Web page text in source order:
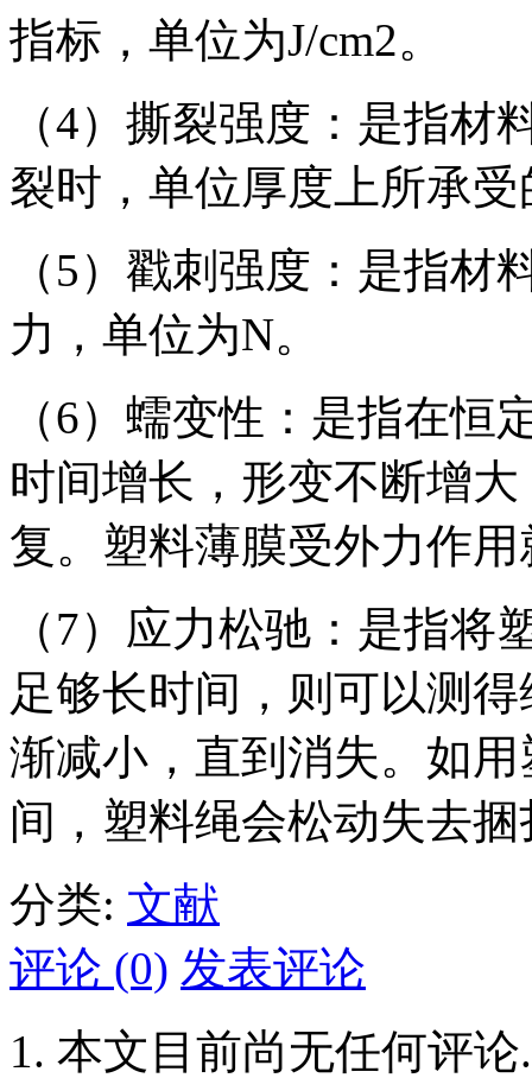
指标，单位为J/cm2。
（4）撕裂强度：是指
裂时，单位厚度上所承
（5）戳刺强度：是指
力，单位为N。
（6）蠕变性：是指在
时间增长，形变不断增
复。塑料薄膜受外力作
（7）应力松驰：是指
足够长时间，则可以测
渐减小，直到消失。如
间，塑料绳会松动失去
分类: 文献
评论 (0) 发表评论
本文目前尚无任何评论.